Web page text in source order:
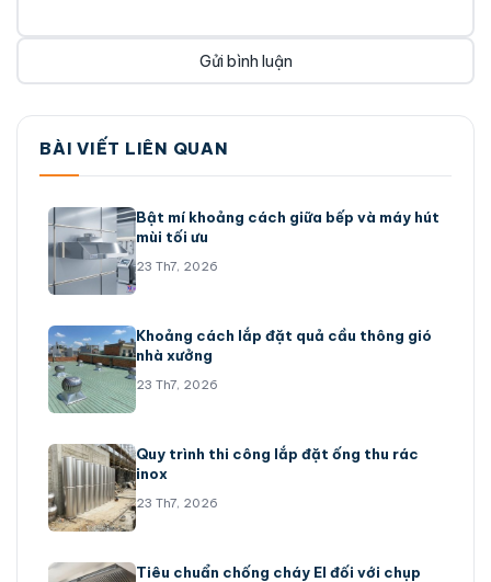
BÀI VIẾT LIÊN QUAN
Bật mí khoảng cách giữa bếp và máy hút
mùi tối ưu
23 Th7, 2026
Khoảng cách lắp đặt quả cầu thông gió
nhà xưởng
23 Th7, 2026
Quy trình thi công lắp đặt ống thu rác
inox
23 Th7, 2026
Tiêu chuẩn chống cháy EI đối với chụp